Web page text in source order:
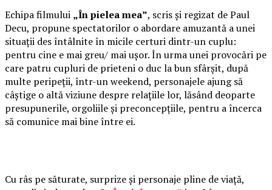
Echipa filmului „În pielea mea”, scris și regizat de Paul
Decu, propune spectatorilor o abordare amuzantă a unei
situații des întâlnite în micile certuri dintr-un cuplu:
pentru cine e mai greu/ mai ușor. În urma unei provocări pe
care patru cupluri de prieteni o duc la bun sfârșit, după
multe peripeții, într-un weekend, personajele ajung să
câștige o altă viziune despre relațiile lor, lăsând deoparte
presupunerile, orgoliile și preconcepțiile, pentru a încerca
să comunice mai bine între ei.
Cu râs pe săturate, surprize și personaje pline de viață,